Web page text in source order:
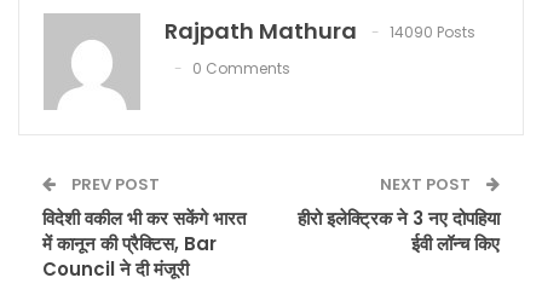
Rajpath Mathura
14090 Posts
0 Comments
PREV POST
विदेशी वकील भी कर सकेंगे भारत
में कानून की प्रैक्टिस, Bar
Council ने दी मंजूरी
NEXT POST
हीरो इलेक्ट्रिक ने 3 नए दोपहिया
ईवी लॉन्च किए